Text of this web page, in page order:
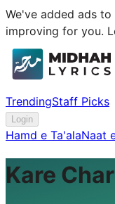
We've added ads
improving for you.
TrendingStaff Picks
Login
Hamd e Ta'alaNaat
Kare